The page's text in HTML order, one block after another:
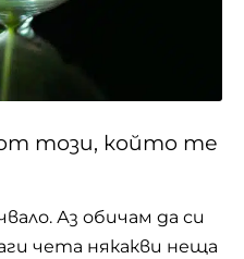
този, който те
Аз обичам да си
чета някакви неща